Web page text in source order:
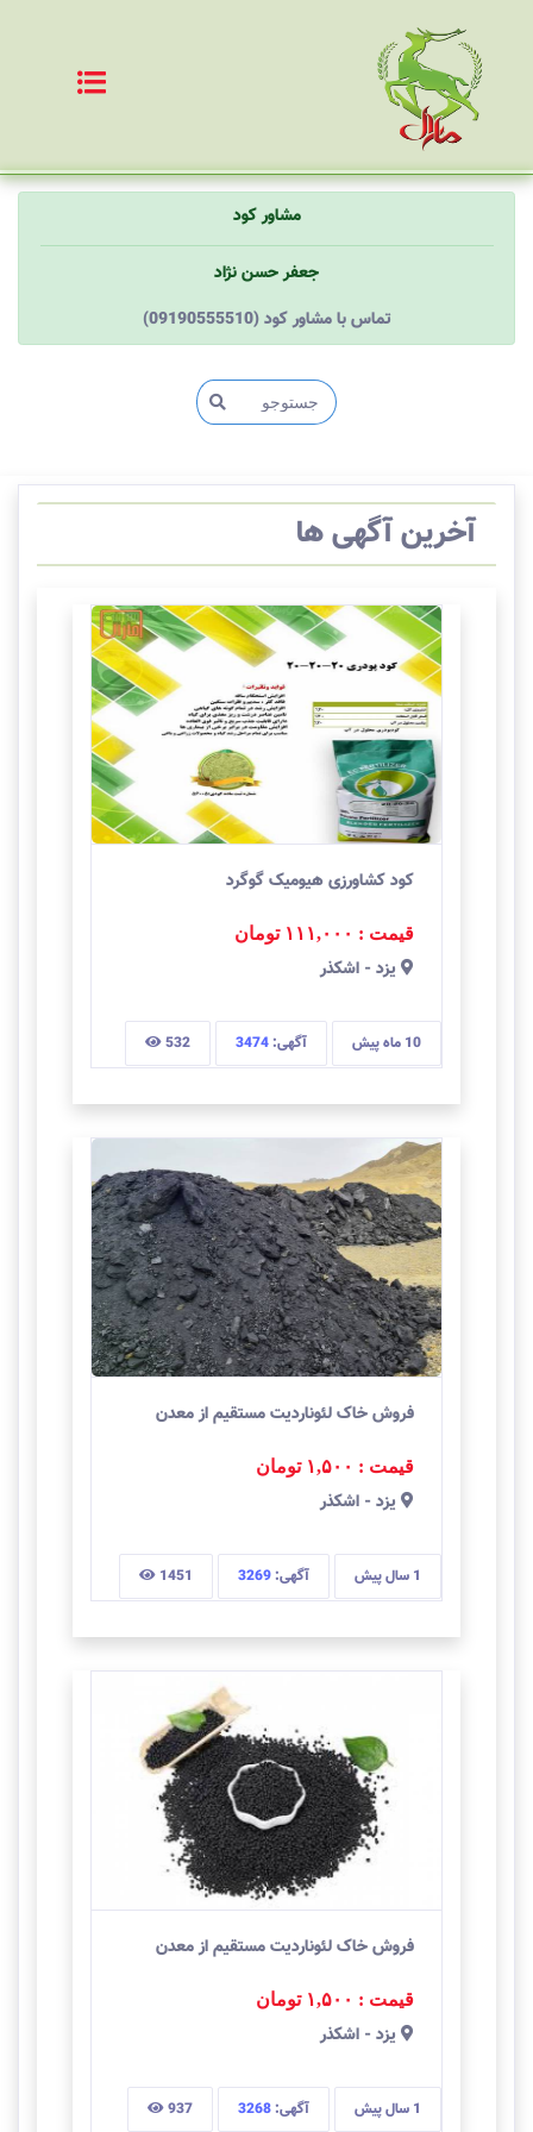
مشاور کود
جعفر حسن نژاد
(09190555510) تماس با مشاور کود
آخرین آگهی ها
کود کشاورزی هیومیک گوگرد
قیمت : ۱۱۱,۰۰۰ تومان
يزد - اشکذر
10 ماه پیش آگهی:3474
532
فروش خاک لئوناردیت مستقیم از معدن
قیمت : ۱,۵۰۰ تومان
يزد - اشکذر
1 سال پیش آگهی:3269
1451
فروش خاک لئوناردیت مستقیم از معدن
قیمت : ۱,۵۰۰ تومان
يزد - اشکذر
1 سال پیش آگهی:3268
937